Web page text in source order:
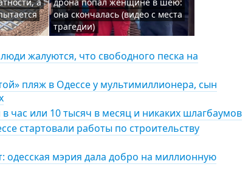
она скончалась (видео с места
трагедии)
жалуются, что свободного песка на
пляж в Одессе у мультимиллионера, сын
час или 10 тысяч в месяц и никаких шлагбаумов
стартовали работы по строительству
одесская мэрия дала добро на миллионную